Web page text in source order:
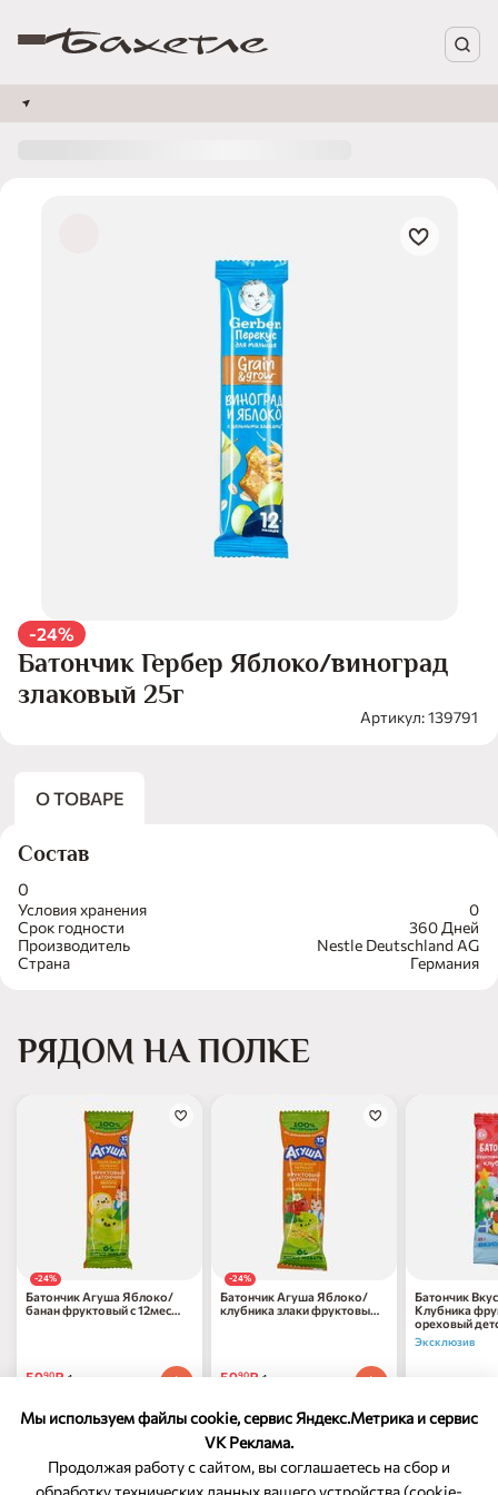
Мы используем файлы cookie, сервис Яндекс.Метрика и сервис
VK Реклама.
Продолжая работу с сайтом, вы соглашаетесь на сбор и
обработку технических данных вашего устройства (cookie-
-24%
Батончик Гербер Яблоко/виноград
злаковый 25г
Артикул: 139791
О ТОВАРЕ
Условия хранения
0
Срок годности
360 Дней
Производитель
Nestle Deutschland AG
Страна
Германия
Состав
0
РЯДОМ НА ПОЛКЕ
-24%
Батончик Агуша Яблоко/
банан фруктовый с 12мес
5990₽ 1 шт
-24%
Батончик Агуша Яблоко/
клубника злаки фруктовый
5990₽ 1 шт
Батончик
Клубника
ореховый
Эксклюзив